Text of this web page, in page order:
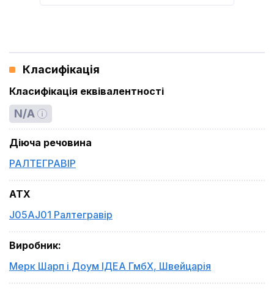
Класифікація
Класифікація еквівалентності
N/A
Діюча речовина
РАЛТЕГРАВІР
ATX
J05AJ01 Ралтегравір
Виробник:
Мерк Шарп і Доум ІДЕА ГмбХ, Швейцарія